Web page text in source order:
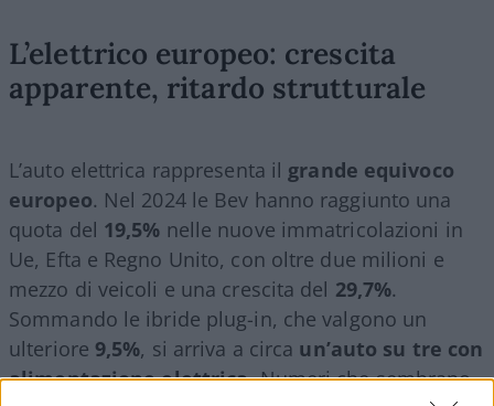
L’elettrico europeo: crescita
apparente, ritardo strutturale
L’auto elettrica rappresenta il grande equivoco
europeo. Nel 2024 le Bev hanno raggiunto una
quota del 19,5% nelle nuove immatricolazioni in
Ue, Efta e Regno Unito, con oltre due milioni e
mezzo di veicoli e una crescita del 29,7%.
Sommando le ibride plug-in, che valgono un
ulteriore 9,5%, si arriva a circa un’auto su tre con
alimentazione elettrica. Numeri che sembrano